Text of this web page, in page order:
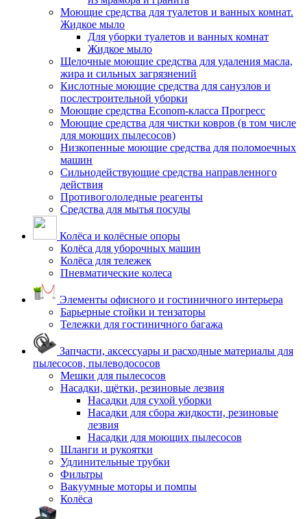
Моющие средства для туалетов и ванных комнат.
Жидкое мыло
Для уборки туалетов и ванных комнат
Жидкое мыло
Щелочные моющие средства для удаления масла,
жира и сильных загрязнений
Кислотные моющие средства для санузлов и
послестроительной уборки
Моющие средства Econom-класса Прогресс
Моющие средства для чистки ковров (в том числе
для моющих пылесосов)
Низкопенные моющие средства для поломоечных
машин
Сильнодействующие средства направленного
действия
Противогололедные реагенты
Средства для мытья посуды
Колёса и колёсные опоры
Колёса для уборочных машин
Колёса для тележек
Пневматические колеса
Элементы офисного и гостиничного интерьера
Барьерные стойки и тензаторы
Тележки для гостиничного багажа
Запчасти, аксессуары и расходные материалы для
пылесосов, пылеводососов
Мешки для пылесосов
Насадки, щётки, резиновые лезвия
Насадки для сухой уборки
Насадки для сбора жидкости, резиновые
лезвия
Насадки для моющих пылесосов
Шланги и рукоятки
Удлинительные трубки
Фильтры
Вакуумные моторы и помпы
Колёса